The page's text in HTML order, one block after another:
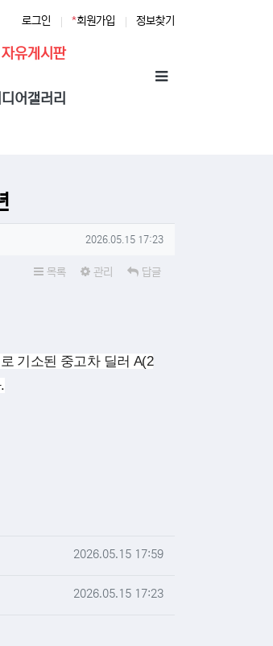
로그인 *회원가입 정보찾기
유게시판
디어갤러리
작성일
2026.05.15 17:23
목록 관리 답글
기소된 중고차 딜러 A(2
작성일
2026.05.15 17:59
작성일
2026.05.15 17:23